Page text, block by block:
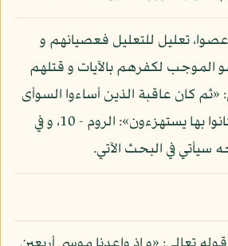
تعليل للتعليل فعصيانهم و
الموجب لكفرهم بالآيات و قتلهم
«ثم كان عاقبة الذين أساءوا السوأى
أن كذبوا بآيات الله و كانوا بها يستهزءون»: الروم - 10، و في
سيأتي في البحث الآتي.